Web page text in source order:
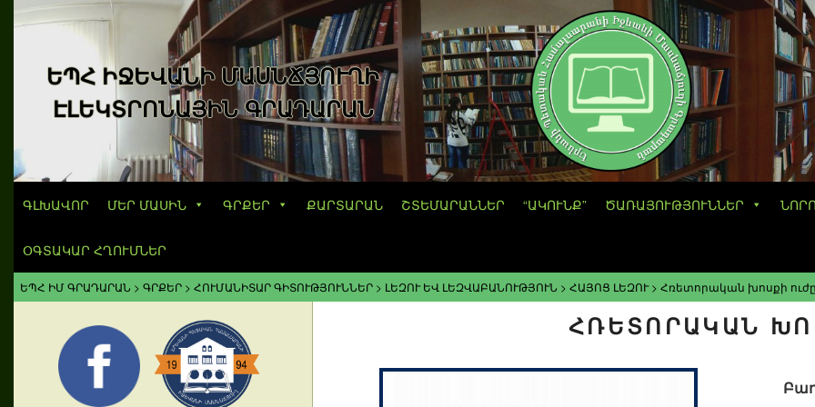
ԵՊՀ ԻՋԵՎԱՆԻ ՄԱՍՆՃՅՈՒՂԻ
ԷԼԵԿՏՐՈՆԱՅԻՆ ԳՐԱԴԱՐԱՆ
ԳԼԽԱՎՈՐ ՄԵՐ ՄԱՍԻՆ ԳՐՔԵՐ ՔԱՐՏԱՐԱՆ ՇՏԵՄԱՐԱՆՆԵՐ “ԱԿՈՒՆՔ” ԾԱՌԱՅՈՒԹՅՈՒՆՆԵՐ
ՕԳՏԱԿԱՐ ՀՂՈՒՄՆԵՐ
ԵՊՀ ԻՄ ԳՐԱԴԱՐԱՆ > ԳՐՔԵՐ > ՀՈՒՄԱՆԻՏԱՐ ԳԻՏՈՒԹՅՈՒՆՆԵՐ > ԼԵԶՈՒ ԵՎ ԼԵԶՎԱԲԱՆՈՒԹՅՈՒՆ > ՀԱՅՈՑ ԼԵԶՈՒ> Հռետորական խոսքի ուժը
ՀՌԵՏՈՐԱԿԱՆ